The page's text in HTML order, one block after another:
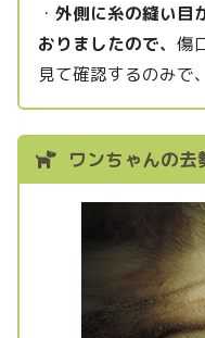
・外側に糸の縫い目
おりましたので、傷
見て確認するのみで
ワンちゃんの去